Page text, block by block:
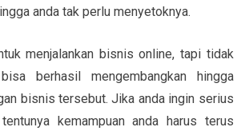
anda tak perlu menyetoknya.
menjalankan bisnis online, tapi tidak
berhasil mengembangkan hingga
bisnis tersebut. Jika anda ingin serius
kemampuan anda harus terus